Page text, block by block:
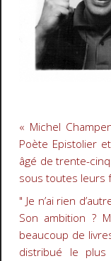
« Michel
Poète Epistolier
âgé de trente-cinq
sous toutes leurs
" Je n’ai rien
Son ambition ?
beaucoup de
distribué le